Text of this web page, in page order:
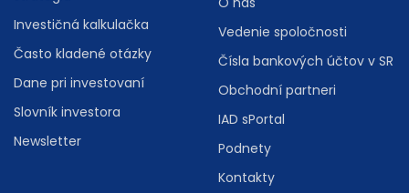
Investičná kalkulačka
Často kladené otázky
Dane pri investovaní
Slovník investora
Newsletter
Vedenie spoločnosti
Čísla bankových účtov v SR
Obchodní partneri
IAD sPortal
Podnety
Kontakty